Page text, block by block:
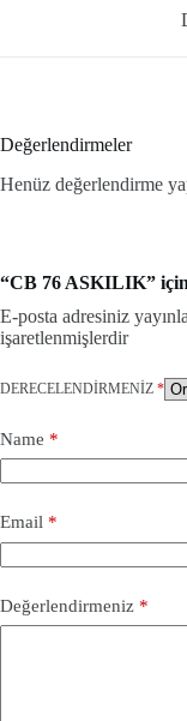
Değerlendirmeler
Henüz değerlendirme
“CB 76 ASKILIK”
E-posta adresiniz
işaretlenmişlerdir
DERECELENDIRMENIZ *
Name *
Email *
Değerlendirmeniz *